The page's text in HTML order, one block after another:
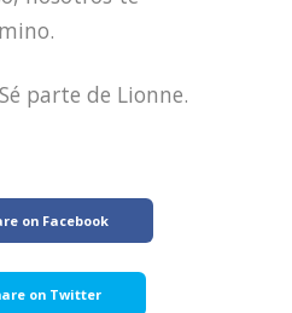
parte de Lionne.
on Facebook
on Twitter